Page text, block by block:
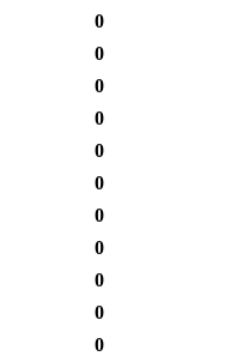
0
0
0
0
0
0
0
0
0
0
0